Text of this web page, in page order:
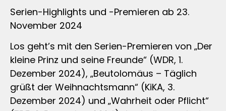
Serien-Highlights und -Premieren ab 23.
November 2024
Los geht’s mit den Serien-Premieren von „Der
kleine Prinz und seine Freunde“ (WDR, 1.
Dezember 2024), „Beutolomäus – Täglich
grüßt der Weihnachtsmann“ (KiKA, 3.
Dezember 2024) und „Wahrheit oder Pflicht“